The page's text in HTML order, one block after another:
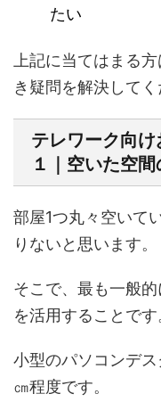
たい
上記に当てはまる
き疑問を解決してく
テレワーク向
１｜空いた空間
部屋1つ丸々空いて
りないと思います。
そこで、最も一般
を活用することです
小型のパソコンデ
㎝程度です。